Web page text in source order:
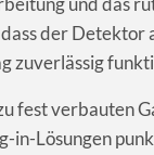
der Detektor
zuverlässig
fest verbauten
in-Lösungen